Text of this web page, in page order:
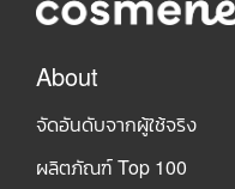
About
จัดอันดับจากผู้ใช้จริง
ผลิตภัณฑ์ Top 100